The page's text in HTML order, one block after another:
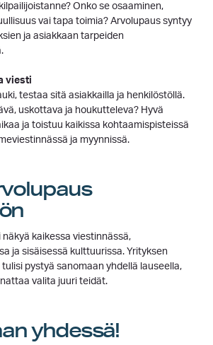
Onko se osaaminen,
vai tapa toimia? Arvolupaus syntyy
ja asiakkaan tarpeiden
viesti
testaa sitä asiakkailla ja henkilöstöllä.
uskottava ja houkutteleva? Hyvä
ja toistuu kaikissa kohtaamispisteissä
ja myynnissä.
kaikessa viestinnässä,
ja sisäisessä kulttuurissa. Yrityksen
pystyä sanomaan yhdellä lauseella,
valita juuri teidät.
yhdessä!